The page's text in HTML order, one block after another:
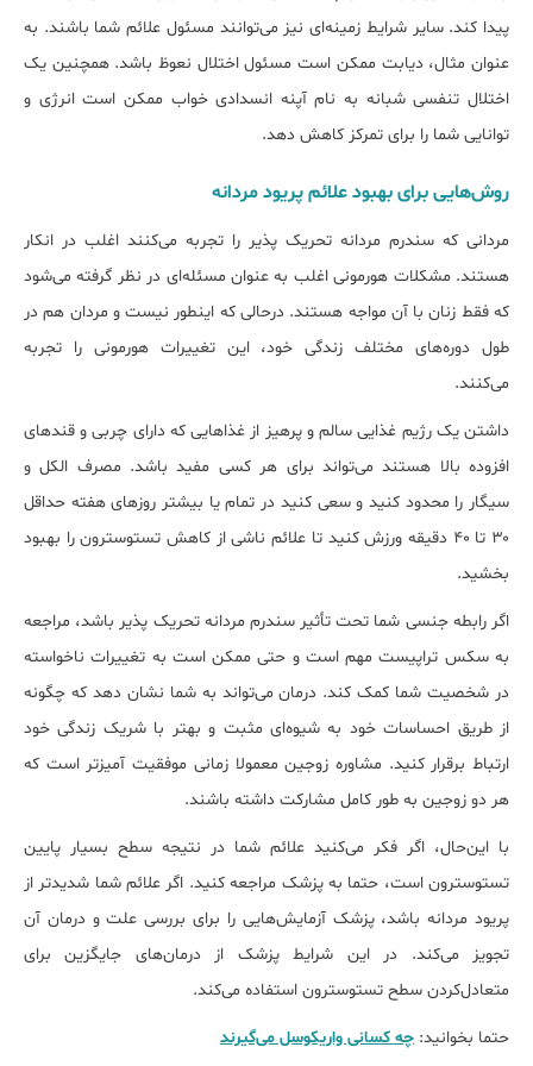
پیدا کند. سایر شرایط زمینه‌ای نیز می‌توانند مسئول علائم شما باشند. به
عنوان مثال، دیابت ممکن است مسئول اختلال نعوظ باشد. همچنین یک
اختلال تنفسی شبانه به نام آپنه انسدادی خواب ممکن است انرژی و
توانایی شما را برای تمرکز کاهش دهد.
روش‌هایی برای بهبود علائم پریود مردانه
مردانی که سندرم مردانه تحریک پذیر را تجربه می‌کنند اغلب در انکار
هستند. مشکلات هورمونی اغلب به عنوان مسئله‌ای در نظر گرفته می‌شود
که فقط زنان با آن مواجه هستند. درحالی که اینطور نیست و مردان هم در
طول دوره‌های مختلف زندگی خود، این تغییرات هورمونی را تجربه
می‌کنند.
داشتن یک رژیم غذایی سالم و پرهیز از غذاهایی که دارای چربی و قندهای
افزوده بالا هستند می‌تواند برای هر کسی مفید باشد. مصرف الکل و
سیگار را محدود کنید و سعی کنید در تمام یا بیشتر روزهای هفته حداقل
۳۰ تا ۴۰ دقیقه ورزش کنید تا علا‌ئم ناشی از کاهش تستوسترون را بهبود
بخشید.
اگر رابطه جنسی شما تحت تأثیر سندرم مردانه تحریک پذیر باشد، مراجعه
به سکس تراپیست مهم است و حتی ممکن است به تغییرات ناخواسته
در شخصیت شما کمک کند. درمان می‌تواند به شما نشان دهد که چگونه
از طریق احساسات خود به شیوه‌ای مثبت و بهتر با شریک زندگی خود
ارتباط برقرار کنید. مشاوره زوجین معمولا زمانی موفقیت آمیزتر است که
هر دو زوجین به طور کامل مشارکت داشته باشند.
با این‌حال، اگر فکر می‌کنید علائم شما در نتیجه سطح بسیار پایین
تستوسترون است، حتما به پزشک مراجعه کنید. اگر علائم شما شدیدتر از
پریود مردانه باشد، پزشک آزمایش‌هایی را برای بررسی علت و درمان آن
تجویز می‌کند. در این شرایط پزشک از درمان‌های جایگزین برای
متعادل‌کردن سطح تستوسترون استفاده می‌کند.
حتما بخوانید: چه کسانی واریکوسل می‌گیرند